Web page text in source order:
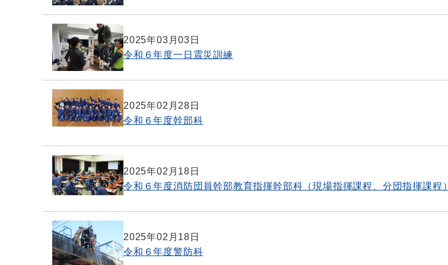
2025年03月03日
令和６年度一日震災訓練
2025年02月28日
令和６年度幹部科
2025年02月18日
令和６年度消防団員幹部教育指揮幹部科（現場指揮課程、分団指揮課程）
2025年02月18日
令和６年度警防科